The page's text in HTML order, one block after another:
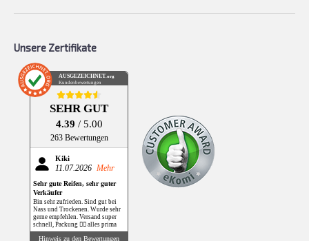
Unsere Zertifikate
AUSGEZEICHNET.org
Kundenbewertungen
SEHR GUT
4.39 / 5.00
263 Bewertungen
Kiki
11.07.2026 Mehr
Sehr gute Reifen, sehr guter
Verkäufer
Bin sehr zufrieden. Sind gut bei
Nass und Trockenen. Wurde sehr
gerne empfehlen. Versand super
schnell, Packung 👌🏻 alles prima
Hinweis zu den Bewertungen